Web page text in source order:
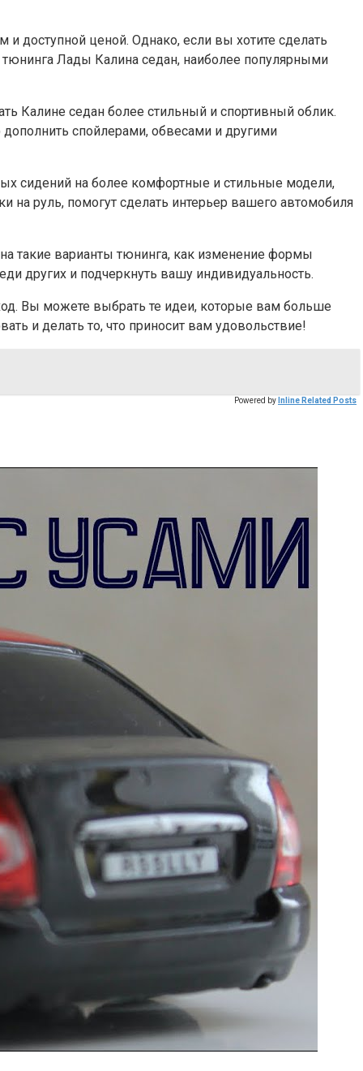
доступной ценой. Однако, если вы хотите сделать
Лады Калина седан, наиболее популярными
Калине седан более стильный и спортивный облик.
спойлерами, обвесами и другими
сидений на более комфортные и стильные модели,
на руль, помогут сделать интерьер вашего автомобиля
такие варианты тюнинга, как изменение формы
других и подчеркнуть вашу индивидуальность.
Вы можете выбрать те идеи, которые вам больше
и делать то, что приносит вам удовольствие!
Powered by Inline Related Posts